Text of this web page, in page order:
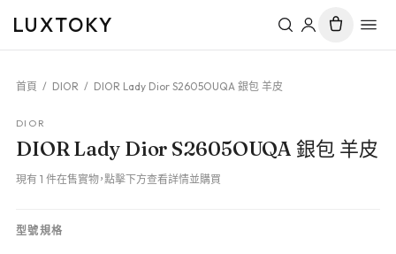
LUXTOKY
首頁 / DIOR / DIOR Lady Dior S2605OUQA 銀包 羊皮
DIOR
DIOR Lady Dior S2605OUQA 銀包 羊皮
現有 1 件在售實物，點擊下方查看詳情並購買
型號規格